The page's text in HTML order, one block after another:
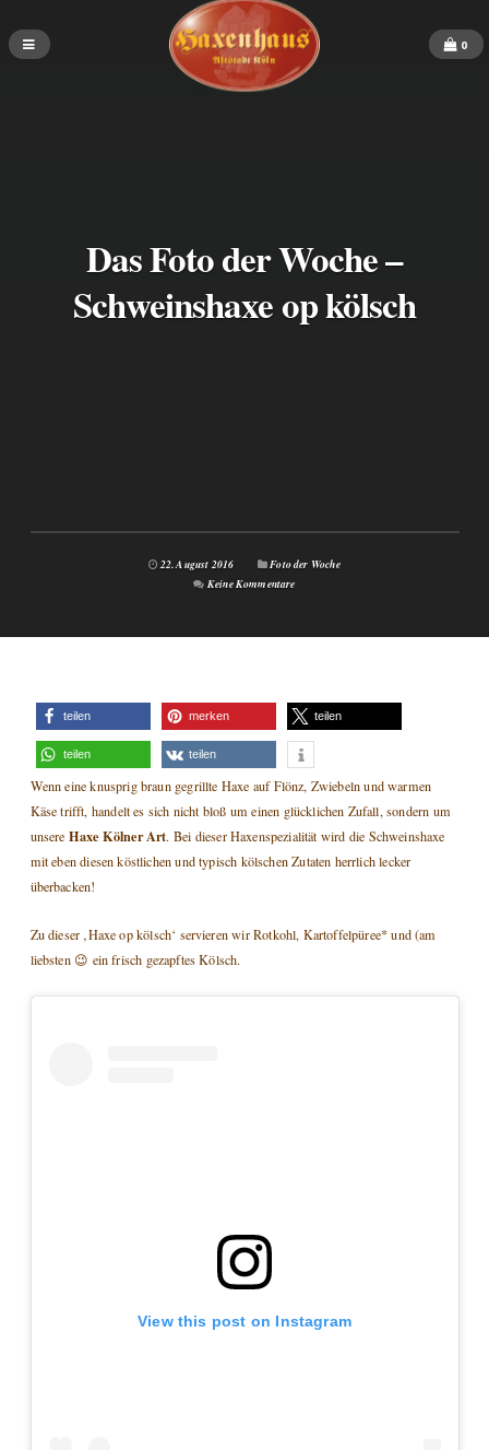
0
Das Foto der Woche –
Schweinshaxe op kölsch
22. August 2016
Foto der Woche
Keine Kommentare
teilen merken teilen
teilen teilen
Wenn eine knusprig braun gegrillte Haxe auf Flönz, Zwiebeln und warmen
Käse trifft, handelt es sich nicht bloß um einen glücklichen Zufall, sondern um
unsere Haxe Kölner Art. Bei dieser Haxenspezialität wird die Schweinshaxe
mit eben diesen köstlichen und typisch kölschen Zutaten herrlich lecker
überbacken!
Zu dieser ‚Haxe op kölsch‘ servieren wir Rotkohl, Kartoffelpüree* und (am
liebsten 😉 ein frisch gezapftes Kölsch.
View this post on Instagram